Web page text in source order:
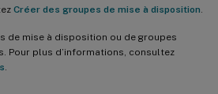
Créer des groupes de mise à disposition
de mise à disposition ou de groupes
Pour plus d’informations, consultez